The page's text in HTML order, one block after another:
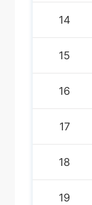
14
15
16
17
18
19